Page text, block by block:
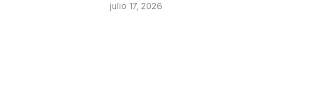
julio 17, 2026